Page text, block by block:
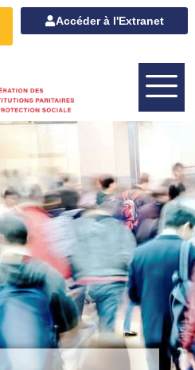
Accéder à l'Extranet